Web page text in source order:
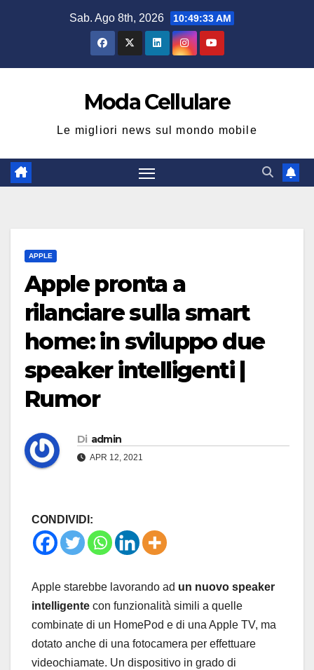
Sab. Ago 8th, 2026 10:49:33 AM
Moda Cellulare
Le migliori news sul mondo mobile
APPLE
Apple pronta a
rilanciare sulla smart
home: in sviluppo due
speaker intelligenti |
Rumor
Di admin
APR 12, 2021
CONDIVIDI:
Apple starebbe lavorando ad un nuovo speaker
intelligente con funzionalità simili a quelle
combinate di un HomePod e di una Apple TV, ma
dotato anche di una fotocamera per effettuare
videochiamate. Un dispositivo in grado di